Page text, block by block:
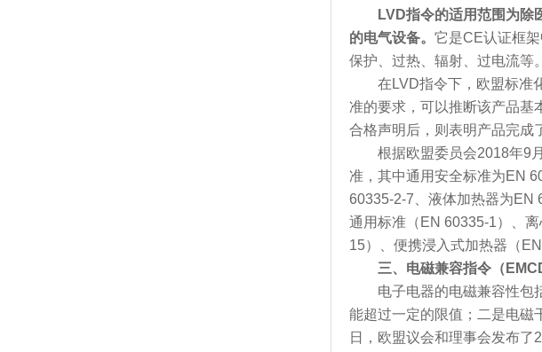
LVD指令的适用范围为除
的电气设备。 它是CE认证框
保护、过热、辐射、过电流等
在LVD指令下，欧盟标准化
准的要求，可以推断该产品基
合格声明后，则表明产品完成
根据欧盟委员会2018年9月
准，其中通用安全标准为EN
60335-2-7、液体加热器为EN
通用标准（EN 60335-1）、
15）、便携浸入式加热器（
三、电磁兼容指令（
电子电器的电磁兼容性包括
能超过一定的限值；二是电磁
日，欧盟议会和理事会发布了